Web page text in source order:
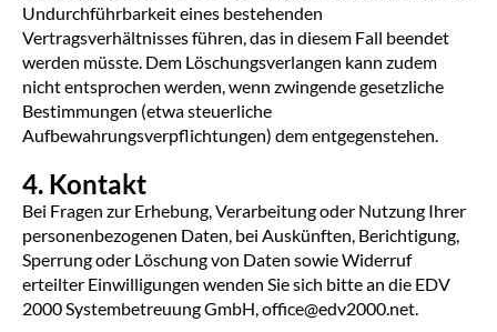
Undurchführbarkeit eines bestehenden
Vertragsverhältnisses führen, das in diesem Fall beendet
werden müsste. Dem Löschungsverlangen kann zudem
nicht entsprochen werden, wenn zwingende gesetzliche
Bestimmungen (etwa steuerliche
Aufbewahrungsverpflichtungen) dem entgegenstehen.
4. Kontakt
Bei Fragen zur Erhebung, Verarbeitung oder Nutzung Ihrer
personenbezogenen Daten, bei Auskünften, Berichtigung,
Sperrung oder Löschung von Daten sowie Widerruf
erteilter Einwilligungen wenden Sie sich bitte an die EDV
2000 Systembetreuung GmbH, office@edv2000.net.